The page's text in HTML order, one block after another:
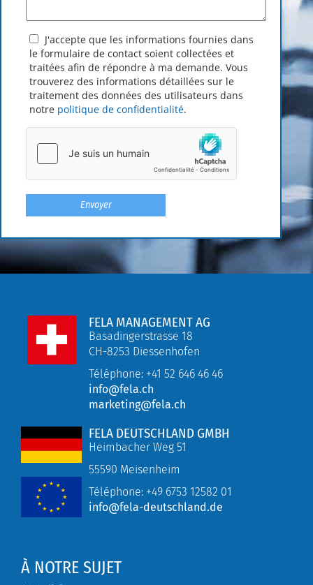
J'accepte que les informations fournies dans
le formulaire de contact soient collectées et
traitées afin de répondre à ma demande. Vous
trouverez des informations détaillées sur le
traitement des données des utilisateurs dans
notre politique de confidentialité.
FELA MANAGEMENT AG
Basadingerstrasse 18
CH-8253 Diessenhofen
Téléphone: +41 52 646 46 46
info@fela.ch
marketing@fela.ch
FELA DEUTSCHLAND GMBH
Heimbacher Weg 51
55590 Meisenheim
Téléphone: +49 6753 12582 01
info@fela-deutschland.de
À NOTRE SUJET